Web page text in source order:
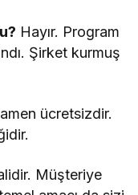
Hayır. Program
Şirket kurmuş
ücretsizdir.
Müşteriye